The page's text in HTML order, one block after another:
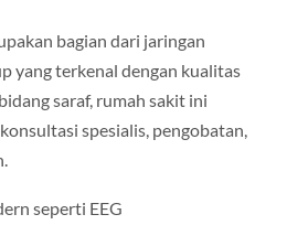
bagian dari jaringan
yang terkenal dengan kualitas
saraf, rumah sakit ini
spesialis, pengobatan,
seperti EEG